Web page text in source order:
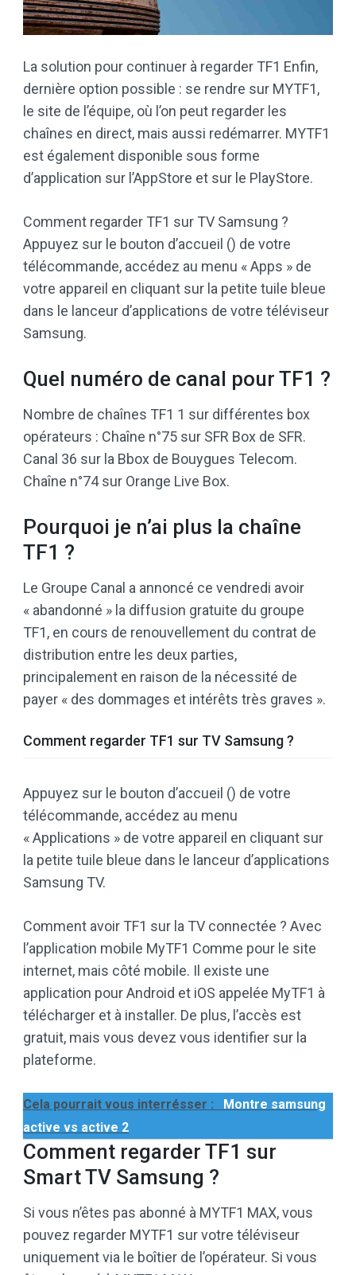
La solution pour continuer à regarder TF1 Enfin,
dernière option possible : se rendre sur MYTF1,
le site de l’équipe, où l’on peut regarder les
chaînes en direct, mais aussi redémarrer. MYTF1
est également disponible sous forme
d’application sur l’AppStore et sur le PlayStore.
Comment regarder TF1 sur TV Samsung ?
Appuyez sur le bouton d’accueil () de votre
télécommande, accédez au menu « Apps » de
votre appareil en cliquant sur la petite tuile bleue
dans le lanceur d’applications de votre téléviseur
Samsung.
Quel numéro de canal pour TF1 ?
Nombre de chaînes TF1 1 sur différentes box
opérateurs : Chaîne n°75 sur SFR Box de SFR.
Canal 36 sur la Bbox de Bouygues Telecom.
Chaîne n°74 sur Orange Live Box.
Pourquoi je n’ai plus la chaîne
TF1 ?
Le Groupe Canal a annoncé ce vendredi avoir
« abandonné » la diffusion gratuite du groupe
TF1, en cours de renouvellement du contrat de
distribution entre les deux parties,
principalement en raison de la nécessité de
payer « des dommages et intérêts très graves ».
Comment regarder TF1 sur TV Samsung ?
Appuyez sur le bouton d’accueil () de votre
télécommande, accédez au menu
« Applications » de votre appareil en cliquant sur
la petite tuile bleue dans le lanceur d’applications
Samsung TV.
Comment avoir TF1 sur la TV connectée ? Avec
l’application mobile MyTF1 Comme pour le site
internet, mais côté mobile. Il existe une
application pour Android et iOS appelée MyTF1 à
télécharger et à installer. De plus, l’accès est
gratuit, mais vous devez vous identifier sur la
plateforme.
Cela pourrait vous interrésser :
Montre samsung
active vs active 2
Comment regarder TF1 sur
Smart TV Samsung ?
Si vous n’êtes pas abonné à MYTF1 MAX, vous
pouvez regarder MYTF1 sur votre téléviseur
uniquement via le boîtier de l’opérateur. Si vous